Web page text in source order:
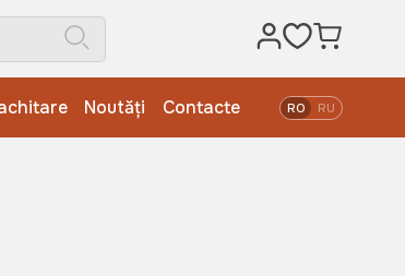
Noutăți Contacte RO RU